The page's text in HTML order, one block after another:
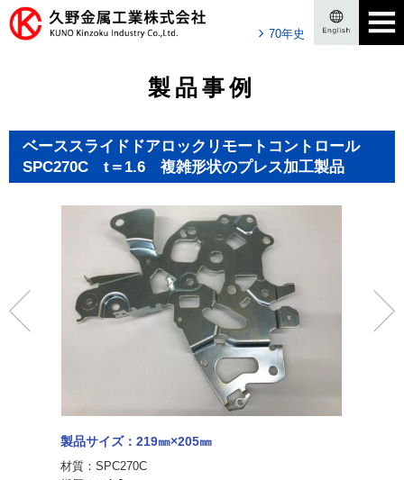
70年史
製品事例
ベーススライドドアロックリモートコントロール
SPC270C t＝1.6 複雑形状のプレス加工製品
製品サイズ：219㎜×205㎜
材質：SPC270C